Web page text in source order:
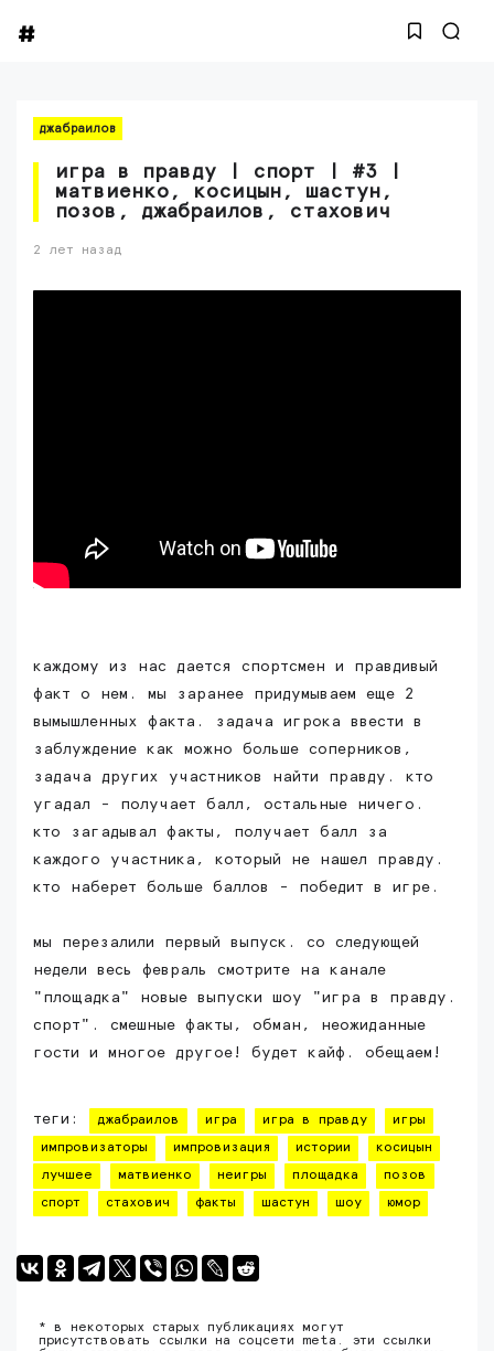
джабраилов
игра в правду | спорт | #3 |
матвиенко, косицын, шастун,
позов, джабраилов, стахович
2 лет назад
каждому из нас дается спортсмен и правдивый
факт о нем. мы заранее придумываем еще 2
вымышленных факта. задача игрока ввести в
заблуждение как можно больше соперников,
задача других участников найти правду. кто
угадал - получает балл, остальные ничего.
кто загадывал факты, получает балл за
каждого участника, который не нашел правду.
кто наберет больше баллов - победит в игре.
мы перезалили первый выпуск. со следующей
недели весь февраль смотрите на канале
"площадка" новые выпуски шоу "игра в правду.
спорт". смешные факты, обман, неожиданные
гости и многое другое! будет кайф. обещаем!
теги: джабраилов игра игра в правду игры
импровизаторы импровизация истории косицын
лучшее матвиенко неигры площадка позов
спорт стахович факты шастун шоу юмор
* в некоторых старых публикациях могут
присутствовать ссылки на соцсети meta. эти ссылки